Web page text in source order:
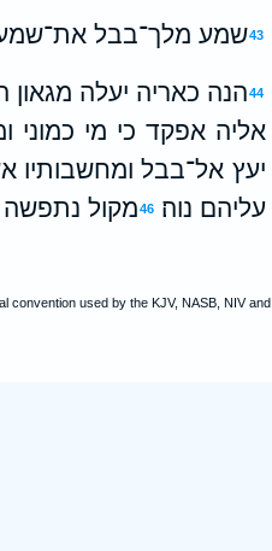
43שמע מלך־בבל את־שמעם
44הנה כאריה יעלה מגאון
אליה אפקד כי מי כמוני
יעץ אל־בבל ומחשבותיו
עליהם נוה׃
46מקול נתפשה
convention used by the KJV, NASB, NIV and